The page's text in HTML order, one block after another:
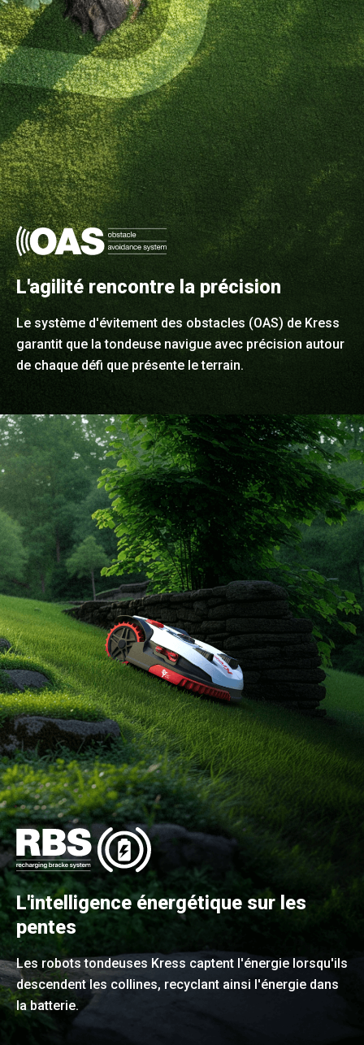
L'agilité rencontre la précision
Le système d'évitement des obstacles (OAS) de Kress
garantit que la tondeuse navigue avec précision autour
de chaque défi que présente le terrain.
L'intelligence énergétique sur les
pentes
Les robots tondeuses Kress captent l'énergie lorsqu'ils
descendent les collines, recyclant ainsi l'énergie dans
la batterie.